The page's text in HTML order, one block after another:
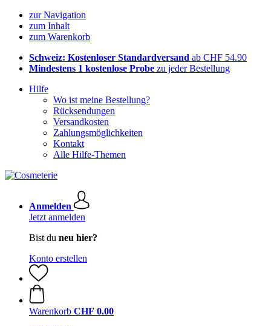
zur Navigation
zum Inhalt
zum Warenkorb
Schweiz: Kostenloser Standardversand ab CHF 54.90
Mindestens 1 kostenlose Probe zu jeder Bestellung
Hilfe
Wo ist meine Bestellung?
Rücksendungen
Versandkosten
Zahlungsmöglichkeiten
Kontakt
Alle Hilfe-Themen
Anmelden
Jetzt anmelden
Bist du neu hier?
Konto erstellen
Warenkorb CHF 0.00